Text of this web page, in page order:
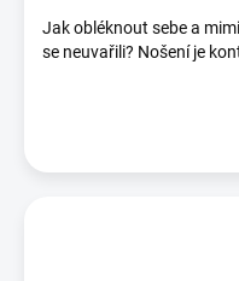
Jak obléknout sebe a
se neuvařili? Nošení je